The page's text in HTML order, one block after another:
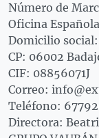
Número de
Oficina
Domicilio
CP: 06002
CIF: 08856071J
Correo:
Teléfono:
Directora: